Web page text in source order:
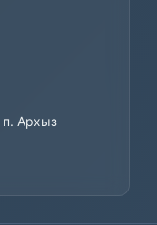
п. Архыз